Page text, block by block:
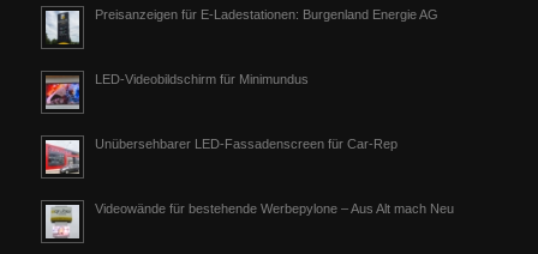
Preisanzeigen für E-Ladestationen: Burgenland Energie AG
LED-Videobildschirm für Minimundus
Unübersehbarer LED-Fassadenscreen für Car-Rep
Videowände für bestehende Werbepylone – Aus Alt mach Neu